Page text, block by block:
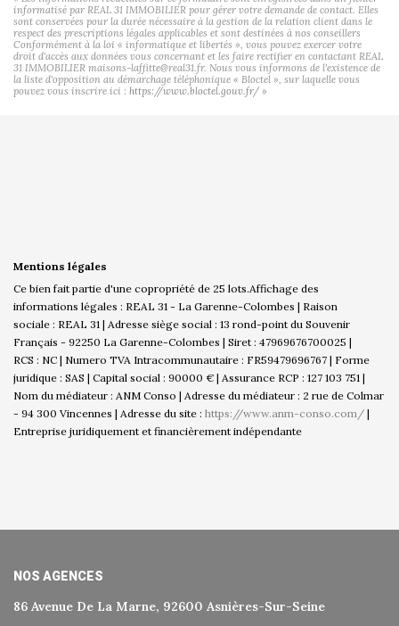
informatisé par REAL 31 IMMOBILIER pour gérer votre demande de contact. Elles
sont conservées pour la durée nécessaire à la gestion de la relation client dans le
respect des prescriptions légales applicables et sont destinées à nos conseillers
Conformément à la loi « informatique et libertés », vous pouvez exercer votre
droit d'accès aux données vous concernant et les faire rectifier en contactant REAL
31 IMMOBILIER maisons-laffitte@real31.fr. Nous vous informons de l'existence de
la liste d'opposition au démarchage téléphonique « Bloctel », sur laquelle vous
pouvez vous inscrire ici : https://www.bloctel.gouv.fr/ »
Mentions légales
Ce bien fait partie d'une copropriété de 25 lots.Affichage des
informations légales : REAL 31 - La Garenne-Colombes | Raison
sociale : REAL 31 | Adresse siège social : 13 rond-point du Souvenir
Français - 92250 La Garenne-Colombes | Siret : 47969676700025 |
RCS : NC | Numero TVA Intracommunautaire : FR59479696767 | Forme
juridique : SAS | Capital social : 90000 € | Assurance RCP : 127 103 751 |
Nom du médiateur : ANM Conso | Adresse du médiateur : 2 rue de Colmar
- 94 300 Vincennes | Adresse du site : https://www.anm-conso.com/ |
Entreprise juridiquement et financièrement indépendante
NOS AGENCES
86 Avenue De La Marne, 92600 Asnières-Sur-Seine